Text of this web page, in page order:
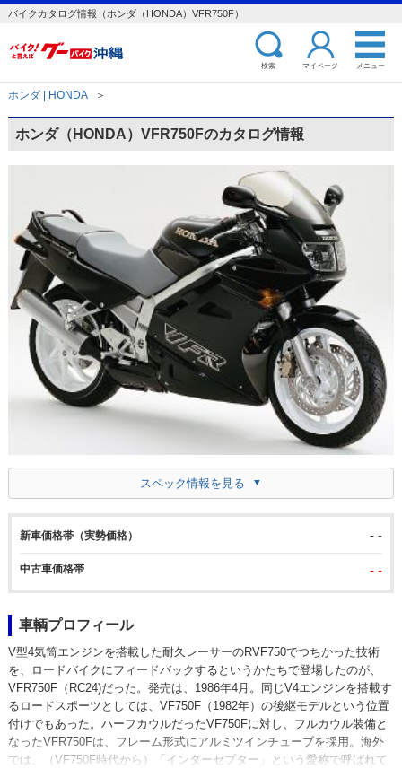
バイクカタログ情報（ホンダ（HONDA）VFR750F）
検索 マイページ メニュー
ホンダ | HONDA ＞
ホンダ（HONDA）VFR750Fのカタログ情報
スペック情報を見る
新車価格帯（実勢価格） - -
中古車価格帯 - -
車輌プロフィール
V型4気筒エンジンを搭載した耐久レーサーのRVF750でつちかった技術
を、ロードバイクにフィードバックするというかたちで登場したのが、
VFR750F（RC24)だった。発売は、1986年4月。同じV4エンジンを搭載す
るロードスポーツとしては、VF750F（1982年）の後継モデルという位置
付けでもあった。ハーフカウルだったVF750Fに対し、フルカウル装備と
なったVFR750Fは、フレーム形式にアルミツインチューブを採用。海外
では、（VF750F時代から）「インターセプター」という愛称で呼ばれて